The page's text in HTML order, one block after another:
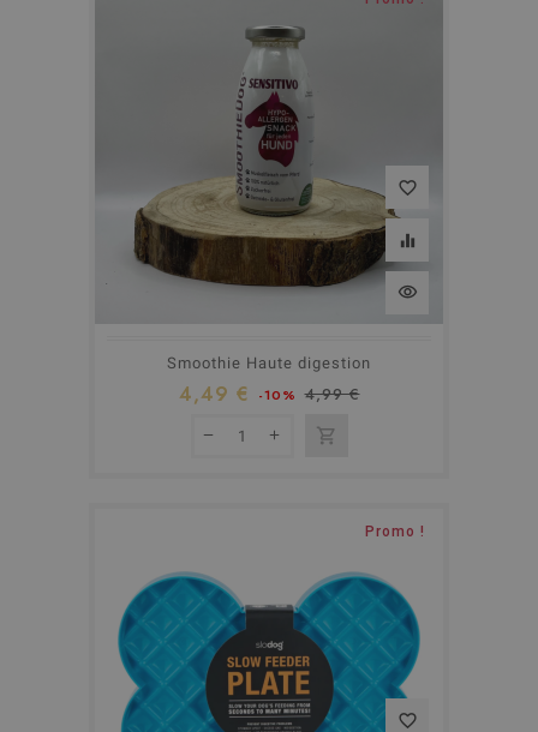
favorite_border
equalizer
visibility
Smoothie Haute digestion
4,49 € -10% 4,99 €
shopping_cart
Promo !
favorite_border